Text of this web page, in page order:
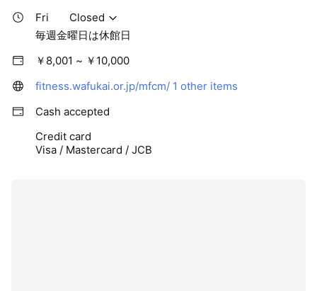
Fri
Closed
毎週金曜日は休館日
￥8,001 ~ ￥10,000
fitness.wafukai.or.jp/mfcm/ 1 other items
Cash accepted
Credit card
Visa / Mastercard / JCB